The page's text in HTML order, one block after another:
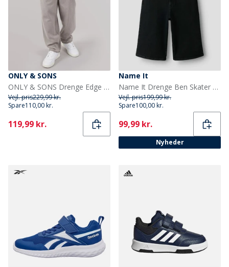
ONLY & SONS
ONLY & SONS Drenge Edge Lige Pasform Jeans Light Grey Denim
Vejl. pris229,99 kr.
Spare110,00 kr.
Current
119,99 kr.
Name It
Name It Drenge Ben Skater Denim Jorts Black Denim
Vejl. pris199,99 kr.
Spare100,00 kr.
Current
99,99 kr.
Nyheder